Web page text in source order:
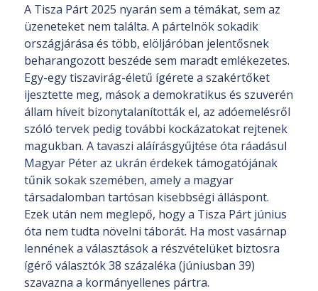
A Tisza Párt 2025 nyarán sem a témákat, sem az
üzeneteket nem találta. A pártelnök sokadik
országjárása és több, elöljáróban jelentősnek
beharangozott beszéde sem maradt emlékezetes.
Egy-egy tiszavirág-életű ígérete a szakértőket
ijesztette meg, mások a demokratikus és szuverén
állam híveit bizonytalanították el, az adóemelésről
szóló tervek pedig további kockázatokat rejtenek
magukban. A tavaszi aláírásgyűjtése óta ráadásul
Magyar Péter az ukrán érdekek támogatójának
tűnik sokak szemében, amely a magyar
társadalomban tartósan kisebbségi álláspont.
Ezek után nem meglepő, hogy a Tisza Párt június
óta nem tudta növelni táborát. Ha most vasárnap
lennének a választások a részvételüket biztosra
ígérő választók 38 százaléka (júniusban 39)
szavazna a kormányellenes pártra.